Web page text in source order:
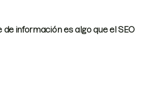
información es algo que el SEO